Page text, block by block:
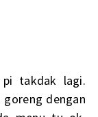
takdak lagi.
goreng dengan